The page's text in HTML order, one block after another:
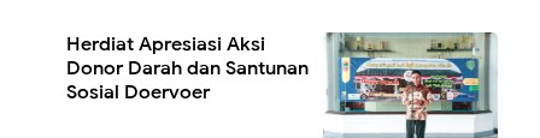
Herdiat Apresiasi Aksi
Donor Darah dan Santunan
Sosial Doervoer